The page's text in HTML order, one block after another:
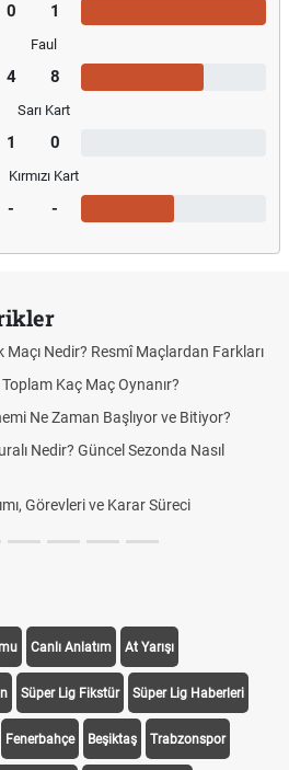
0 1
Faul
4 8
Sarı Kart
1 0
Kırmızı Kart
- -
Maçı Nedir? Resmî Maçlardan Farkları
Kaç Maç Oynanır?
Ne Zaman Başlıyor ve Bitiyor?
Nedir? Güncel Sezonda Nasıl
Görevleri ve Karar Süreci
Canlı Anlatım At Yarışı
Süper Lig Fikstür Süper Lig Haberleri
Fenerbahçe Beşiktaş Trabzonspor